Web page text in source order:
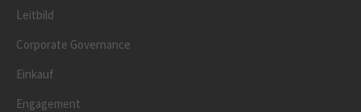
Leitbild
Corporate Governance
Einkauf
Engagement